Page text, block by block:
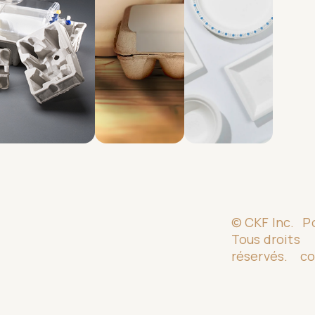
de produits...
moulÃ©e.
view products
© CKF Inc.
Tous droits
réservés.